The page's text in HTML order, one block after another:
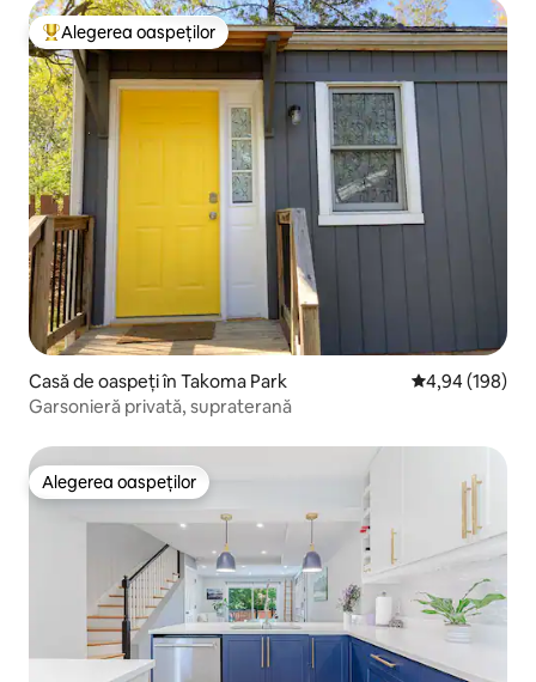
Locuință din topul categoriei Alegerea oaspeților
Alegerea oaspeților
Casă de oaspeți în Takoma Park Scor mediu de
4,94 (198)
Garsonieră privată, supraterană
Alegerea oaspeților
Alegerea oaspeților